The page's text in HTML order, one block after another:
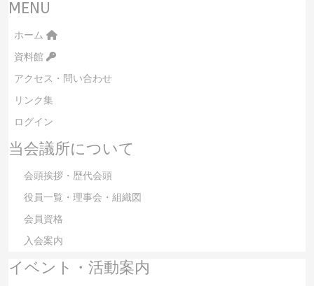
MENU
ホーム
資料館
アクセス・問い合わせ
リンク集
ログイン
当会議所について
会頭挨拶・歴代会頭
役員一覧・理事会・組織図
会員資格
入会案内
イベント・活動案内